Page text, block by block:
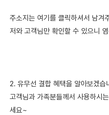
주소지는 여기를 클릭하셔서 남겨
저와 고객님만 확인할 수 있으니
2. 유무선 결합 혜택을 알아보겠습
고객님과 가족분들께서 사용하시
세요~